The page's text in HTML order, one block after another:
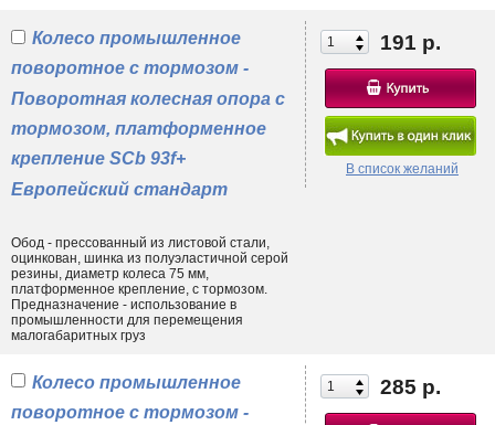
191 р.
В список желаний
Колесо промышленное
поворотное с тормозом -
Поворотная колесная опора с
тормозом, платформенное
крепление SCb 93f+
Европейский стандарт
Обод - прессованный из листовой стали,
оцинкован, шинка из полуэластичной серой
резины, диаметр колеса 75 мм,
платформенное крепление, с тормозом.
Предназначение - использование в
промышленности для перемещения
малогабаритных груз
285 р.
Колесо промышленное
поворотное с тормозом -